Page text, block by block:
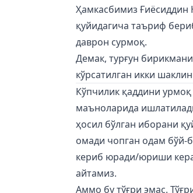
Ҳамкасбимиз
қуйидагича таъриф
даврон сурмоқ.
Демак, турғун
кўрсатилган икки
Кўпчилик қаддини
маъноларида
ҳосил бўлган иборани
омади чопган одам бўй-
кериб юради/юриши
айтамиз.
Аммо бу тўғри эмас.